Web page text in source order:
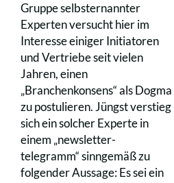
Gruppe selbsternannter
Experten versucht hier im
Interesse einiger Initiatoren
und Vertriebe seit vielen
Jahren, einen
„Branchenkonsens“ als Dogma
zu postulieren. Jüngst verstieg
sich ein solcher Experte in
einem „newsletter-
telegramm“ sinngemäß zu
folgender Aussage: Es sei ein